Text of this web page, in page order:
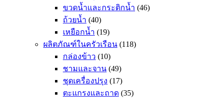
ขวดน้ำและกระติกน้ำ (46)
ถ้วยน้ำ (40)
เหยือกน้ำ (19)
ผลิตภัณฑ์ในครัวเรือน (118)
กล่องข้าว (10)
ชามและจาน (49)
ชุดเครื่องปรุง (17)
ตะแกรงและถาด (35)